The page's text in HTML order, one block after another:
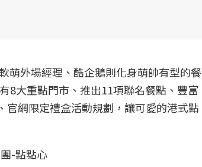
萌外場經理、酷企鵝則化身萌帥有型的餐
8大重點門市、推出11項聯名餐點、豐富
網限定禮盒活動規劃，讓可愛的港式點